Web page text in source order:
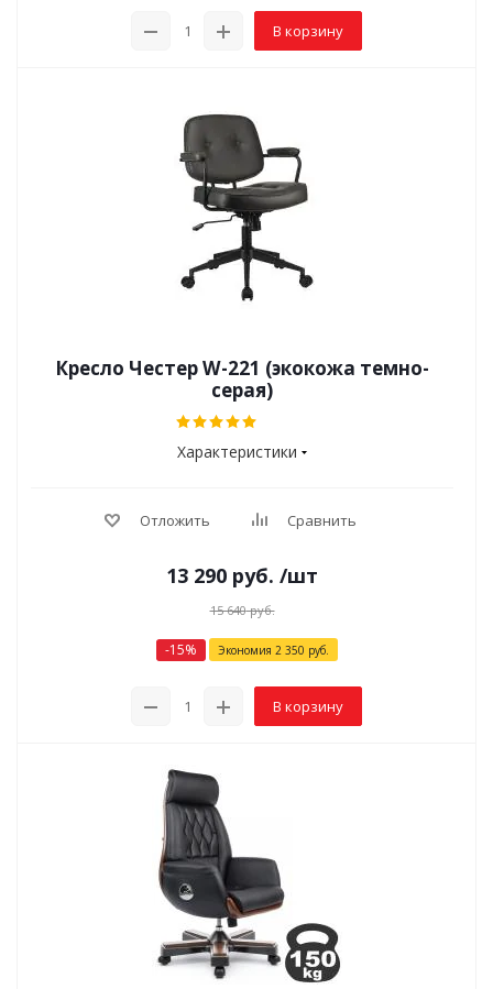
В корзину
Кресло Честер W-221 (экокожа темно-
серая)
Характеристики
Отложить Сравнить
13 290 руб. /шт
15 640руб.
-15% Экономия 2 350 руб.
В корзину